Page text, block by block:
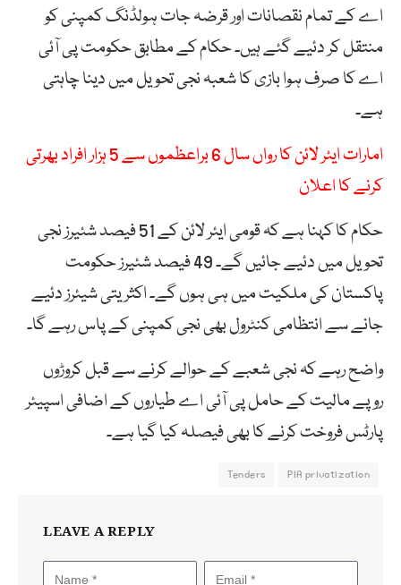
اے کے تمام نقصانات اور قرضہ جات ہولڈنگ کمپنی کو
منتقل کر دئیے گئے ہیں۔ حکام کے مطابق حکومت پی آئی
اے کا صرف ہوا بازی کا شعبہ نجی تحویل میں دینا چاہتی
ہے۔
امارات ایئر لائن کا رواں سال 6 براعظموں سے 5 ہزار افراد بھرتی
کرنے کا اعلان
حکام کا کہنا ہے کہ قومی ایئر لائن کے 51 فیصد شئیرز نجی
تحویل میں دئیے جائیں گے۔ 49 فیصد شئیرز حکومت
پاکستان کی ملکیت میں ہی ہوں گے۔ اکثریتی شیئرز دئیے
جانے سے انتظامی کنٹرول بھی نجی کمپنی کے پاس رہے گا۔
واضح رہے کہ نجی شعبے کے حوالے کرنے سے قبل کروڑوں
روپے مالیت کے حامل پی آئی اے طیاروں کے اضافی اسپیئر
پارٹس فروخت کرنے کا بھی فیصلہ کیا گیا ہے۔
PIA privatization
Tenders
LEAVE A REPLY